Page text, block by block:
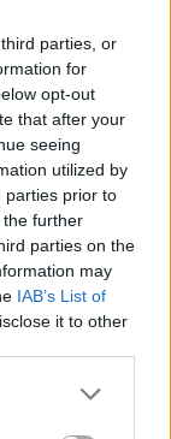
parties, or
for
opt-out
that after your
seeing
utilized by
parties prior to
further
parties on the
may
IAB’s List of
it to other
realmente y
de
que el
dijo que iba a
cultura o el
Isabel Mateos,
la verdad
el Ministerio
a los
haya
se ha rendido